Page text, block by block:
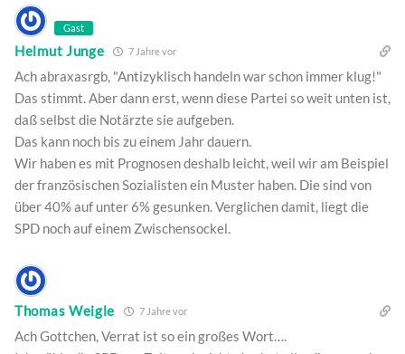
Gast
Helmut Junge 7 Jahre vor
Ach abraxasrgb, "Antizyklisch handeln war schon immer klug!"
Das stimmt. Aber dann erst, wenn diese Partei so weit unten ist,
daß selbst die Notärzte sie aufgeben.
Das kann noch bis zu einem Jahr dauern.
Wir haben es mit Prognosen deshalb leicht, weil wir am Beispiel
der französischen Sozialisten ein Muster haben. Die sind von
über 40% auf unter 6% gesunken. Verglichen damit, liegt die
SPD noch auf einem Zwischensockel.
Thomas Weigle 7 Jahre vor
Ach Gottchen, Verrat ist so ein großes Wort….